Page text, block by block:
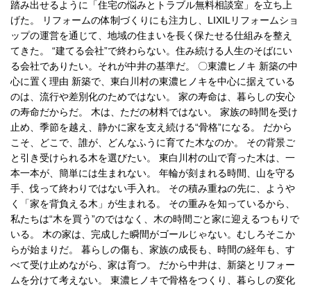
踏み出せるように「住宅の悩みとトラブル無料相談室」を立ち上
げた。 リフォームの体制づくりにも注力し、LIXILリフォームショ
ップの運営を通じて、地域の住まいを長く保たせる仕組みを整え
てきた。 “建てる会社”で終わらない。住み続ける人生のそばにい
る会社でありたい。それが中井の基準だ。 〇東濃ヒノキ 新築の中
心に置く理由 新築で、東白川村の東濃ヒノキを中心に据えている
のは、流行や差別化のためではない。 家の寿命は、暮らしの安心
の寿命だからだ。 木は、ただの材料ではない。 家族の時間を受け
止め、季節を越え、静かに家を支え続ける“骨格”になる。 だから
こそ、どこで、誰が、どんなふうに育てた木なのか。 その背景ご
と引き受けられる木を選びたい。 東白川村の山で育った木は、一
本一本が、簡単には生まれない。 年輪が刻まれる時間、山を守る
手、伐って終わりではない手入れ。 その積み重ねの先に、ようや
く「家を背負える木」が生まれる。 その重みを知っているから、
私たちは“木を買う”のではなく、木の時間ごと家に迎えるつもりで
いる。 木の家は、完成した瞬間がゴールじゃない。むしろそこか
らが始まりだ。 暮らしの傷も、家族の成長も、時間の経年も、す
べて受け止めながら、家は育つ。 だから中井は、新築とリフォー
ムを分けて考えない。 東濃ヒノキで骨格をつくり、暮らしの変化